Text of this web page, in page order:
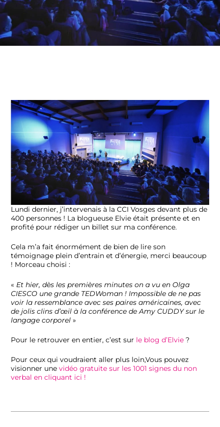
Lundi dernier, j’intervenais à la CCI Vosges devant plus de
400 personnes ! La blogueuse Elvie était présente et en
profité pour rédiger un billet sur ma conférence.
Cela m’a fait énormément de bien de lire son
témoignage plein d’entrain et d’énergie, merci beaucoup
! Morceau choisi :
« Et hier, dès les premières minutes on a vu en Olga
CIESCO une grande TEDWoman ! Impossible de ne pas
voir la ressemblance avec ses paires américaines, avec
de jolis clins d’œil à la conférence de Amy CUDDY sur le
langage corporel »
Pour le retrouver en entier, c’est sur le blog d’Elvie?
Pour ceux qui voudraient aller plus loin,Vous pouvez
visionner unevidéo gratuite sur les 1001 signes du non
verbal en cliquant ici !